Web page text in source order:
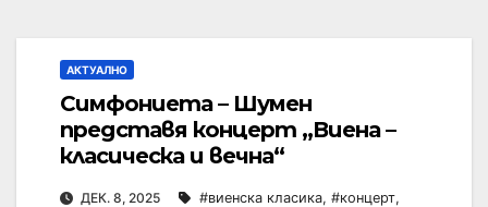
АКТУАЛНО
Симфониета – Шумен
представя концерт „Виена –
класическа и вечна“
ДЕК. 8, 2025 #виенска класика, #концерт,